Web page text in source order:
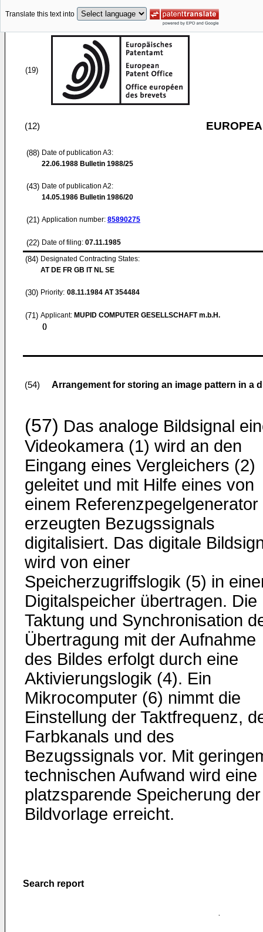
Translate this text into
(19)
(12)
(88) Date of publication A3:
22.06.1988 Bulletin 1988/25
(43) Date of publication A2:
14.05.1986 Bulletin 1986/20
(21) Application number: 85890275
(22) Date of filing: 07.11.1985
(84) Designated Contracting States:
AT DE FR GB IT NL SE
(30) Priority: 08.11.1984 AT 354484
(71) Applicant: MUPID COMPUTER GESELLSCHAFT m.b.H.
()
(54) Arrangement for storing an image pattern in a
(57) Das analoge Bildsignal
Videokamera (1) wird an den
Eingang eines Vergleichers (2)
geleitet und mit Hilfe eines von
einem Referenzpegelgenerator
erzeugten Bezugssignals
digitalisiert. Das digitale
wird von einer
Speicherzugriffslogik (5) in
Digitalspeicher übertragen. Die
Taktung und Synchronisation
Übertragung mit der Aufnahme
des Bildes erfolgt durch eine
Aktivierungslogik (4). Ein
Mikrocomputer (6) nimmt die
Einstellung der Taktfrequenz,
Farbkanals und des
Bezugssignals vor. Mit
technischen Aufwand wird eine
platzsparende Speicherung der
Bildvorlage erreicht.
Search report